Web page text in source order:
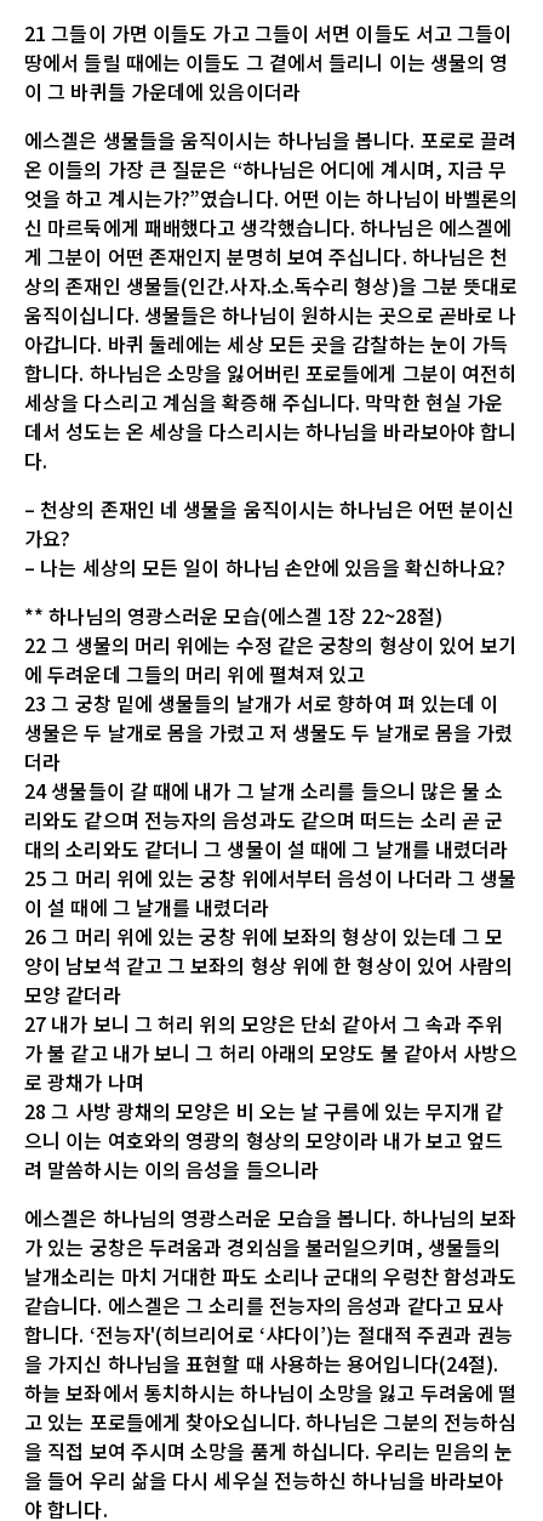
21 그들이 가면 이들도 가고 그들이 서면 이들도 서고 그들이
땅에서 들릴 때에는 이들도 그 곁에서 들리니 이는 생물의 영
이 그 바퀴들 가운데에 있음이더라
에스겔은 생물들을 움직이시는 하나님을 봅니다. 포로로 끌려
온 이들의 가장 큰 질문은 “하나님은 어디에 계시며, 지금 무
엇을 하고 계시는가?”였습니다. 어떤 이는 하나님이 바벨론의
신 마르둑에게 패배했다고 생각했습니다. 하나님은 에스겔에
게 그분이 어떤 존재인지 분명히 보여 주십니다. 하나님은 천
상의 존재인 생물들(인간.사자.소.독수리 형상)을 그분 뜻대로
움직이십니다. 생물들은 하나님이 원하시는 곳으로 곧바로 나
아갑니다. 바퀴 둘레에는 세상 모든 곳을 감찰하는 눈이 가득
합니다. 하나님은 소망을 잃어버린 포로들에게 그분이 여전히
세상을 다스리고 계심을 확증해 주십니다. 막막한 현실 가운
데서 성도는 온 세상을 다스리시는 하나님을 바라보아야 합니
다.
– 천상의 존재인 네 생물을 움직이시는 하나님은 어떤 분이신
가요?
– 나는 세상의 모든 일이 하나님 손안에 있음을 확신하나요?
** 하나님의 영광스러운 모습(에스겔 1장 22~28절)
22 그 생물의 머리 위에는 수정 같은 궁창의 형상이 있어 보기
에 두려운데 그들의 머리 위에 펼쳐져 있고
23 그 궁창 밑에 생물들의 날개가 서로 향하여 펴 있는데 이
생물은 두 날개로 몸을 가렸고 저 생물도 두 날개로 몸을 가렸
더라
24 생물들이 갈 때에 내가 그 날개 소리를 들으니 많은 물 소
리와도 같으며 전능자의 음성과도 같으며 떠드는 소리 곧 군
대의 소리와도 같더니 그 생물이 설 때에 그 날개를 내렸더라
25 그 머리 위에 있는 궁창 위에서부터 음성이 나더라 그 생물
이 설 때에 그 날개를 내렸더라
26 그 머리 위에 있는 궁창 위에 보좌의 형상이 있는데 그 모
양이 남보석 같고 그 보좌의 형상 위에 한 형상이 있어 사람의
모양 같더라
27 내가 보니 그 허리 위의 모양은 단쇠 같아서 그 속과 주위
가 불 같고 내가 보니 그 허리 아래의 모양도 불 같아서 사방으
로 광채가 나며
28 그 사방 광채의 모양은 비 오는 날 구름에 있는 무지개 같
으니 이는 여호와의 영광의 형상의 모양이라 내가 보고 엎드
려 말씀하시는 이의 음성을 들으니라
에스겔은 하나님의 영광스러운 모습을 봅니다. 하나님의 보좌
가 있는 궁창은 두려움과 경외심을 불러일으키며, 생물들의
날개소리는 마치 거대한 파도 소리나 군대의 우렁찬 함성과도
같습니다. 에스겔은 그 소리를 전능자의 음성과 같다고 묘사
합니다. ‘전능자'(히브리어로 ‘샤다이’)는 절대적 주권과 권능
을 가지신 하나님을 표현할 때 사용하는 용어입니다(24절).
하늘 보좌에서 통치하시는 하나님이 소망을 잃고 두려움에 떨
고 있는 포로들에게 찾아오십니다. 하나님은 그분의 전능하심
을 직접 보여 주시며 소망을 품게 하십니다. 우리는 믿음의 눈
을 들어 우리 삶을 다시 세우실 전능하신 하나님을 바라보아
야 합니다.